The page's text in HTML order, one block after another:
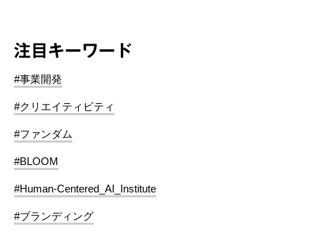
注目キーワード
#事業開発
#クリエイティビティ
#ファンダム
#BLOOM
#Human-Centered_AI_Institute
#ブランディング